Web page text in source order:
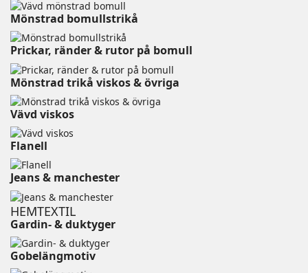
Mönstrad bomullstrikå
Prickar, ränder & rutor på bomull
Mönstrad trikå viskos & övriga
Vävd viskos⠀⠀⠀⠀⠀⠀⠀⠀
Flanell ⠀⠀⠀⠀⠀⠀⠀⠀⠀⠀⠀⠀⠀⠀⠀⠀⠀⠀⠀⠀⠀⠀⠀⠀
Jeans & manchester
HEMTEXTIL
Gardin- & duktyger
Gobelängmotiv